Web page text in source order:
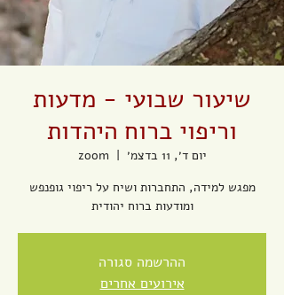
שיעור שבועי - מדעות
וריפוי ברוח היהדות
יום ד׳, 11 בדצמ׳
  |
zoom
מפגש למידה, התחברות ושיח על ריפוי גופנפש
ומודעות ברוח יהודית
ההרשמה סגורה
אירועים אחרים